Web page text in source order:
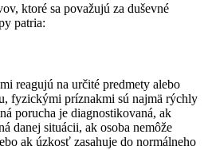
ktoré sa považujú za duševné
patria:
reagujú na určité predmety alebo
fyzickými príznakmi sú najmä rýchly
porucha je diagnostikovaná, ak
danej situácii, ak osoba nemôže
ak úzkosť zasahuje do normálneho